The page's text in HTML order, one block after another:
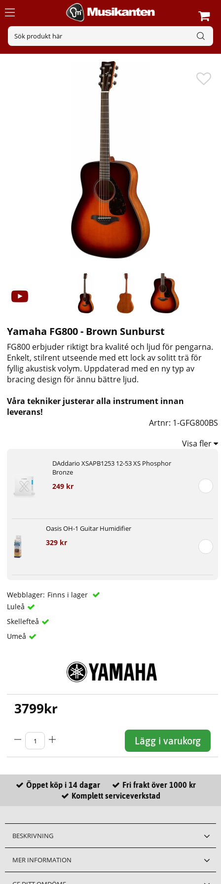
Yamaha FG800 - Brown Sunburst
FG800 erbjuder riktigt bra kvalité och ljud för pengarna.
Enkelt, stilrent utseende med ett lock av solitt trä för
fyllig akustisk volym. Uppdaterad med en ny typ av
bracing design för ännu bättre ljud.
Våra tekniker justerar alla instrument innan
leverans!
Artnr: 1-GFG800BS
Visa fler
DAddario XSAPB1253 12-53 XS Phosphor
Bronze
249 kr
Oasis OH-1 Guitar Humidifier
329 kr
Webblager: Finns i lager
Luleå
Skellefteå
Umeå
3799kr
Lägg i varukorg
Öppet köp i 14 dagar
Fri frakt över 1000 kr
Komplett serviceverkstad
BESKRIVNING
MER INFORMATION